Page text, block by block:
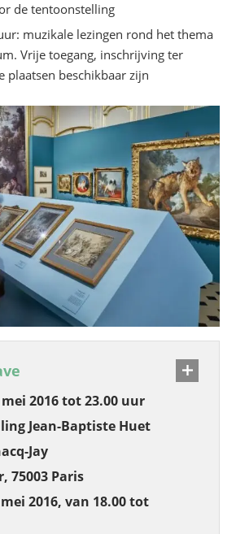
de tentoonstelling
muzikale lezingen rond het thema
Vrije toegang, inschrijving ter
plaatsen beschikbaar zijn
2016 tot 23.00 uur
Jean-Baptiste Huet
Jay
75003 Paris
2016, van 18.00 tot